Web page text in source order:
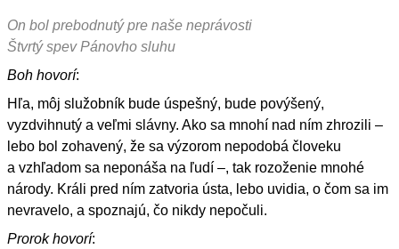
On bol prebodnutý pre naše neprávosti
Štvrtý spev Pánovho sluhu
Boh hovorí:
Hľa, môj služobník bude úspešný, bude povýšený,
vyzdvihnutý a veľmi slávny. Ako sa mnohí nad ním zhrozili –
lebo bol zohavený, že sa výzorom nepodobá človeku
a vzhľadom sa neponáša na ľudí –, tak rozoženie mnohé
národy. Králi pred ním zatvoria ústa, lebo uvidia, o čom sa im
nevravelo, a spoznajú, čo nikdy nepočuli.
Prorok hovorí: